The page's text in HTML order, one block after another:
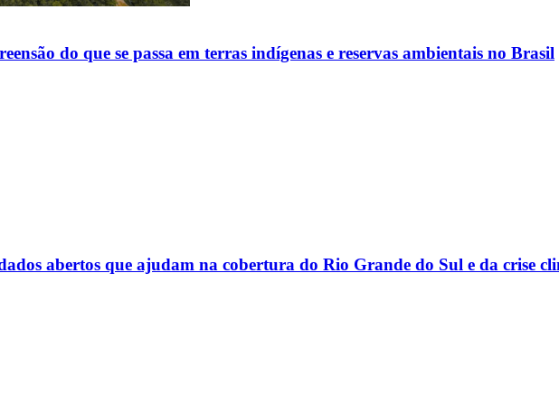
do que se passa em terras indígenas e reservas ambientais no Brasil
abertos que ajudam na cobertura do Rio Grande do Sul e da crise